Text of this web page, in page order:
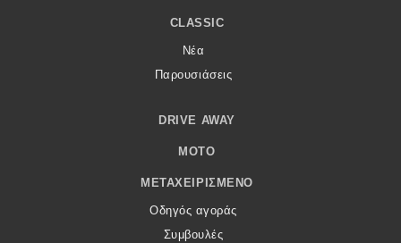
CLASSIC
Νέα
Παρουσιάσεις
DRIVE AWAY
MOTO
ΜΕΤΑΧΕΙΡΙΣΜΈΝΟ
Οδηγός αγοράς
Συμβουλές